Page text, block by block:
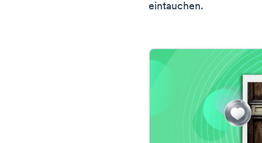
eintauchen.